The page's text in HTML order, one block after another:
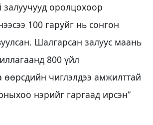
залуучууд оролцохоор
100 гаруйг нь сонгон
Шалгарсан залуус маань
800 үйл
өөрсдийн чиглэлдээ амжилттай
нэрийг гаргаад ирсэн”